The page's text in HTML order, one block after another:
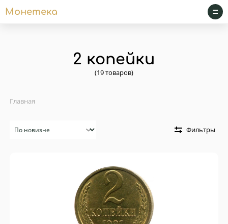
Монетека
2 копейки
(19 товаров)
Главная
Фильтры